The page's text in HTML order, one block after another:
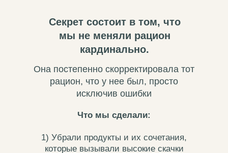
Секрет состоит в том, что
мы не меняли рацион
кардинально.
Она постепенно скорректировала тот
рацион, что у нее был, просто
исключив ошибки
Что мы сделали:
1) Убрали продукты и их сочетания,
которые вызывали высокие скачки